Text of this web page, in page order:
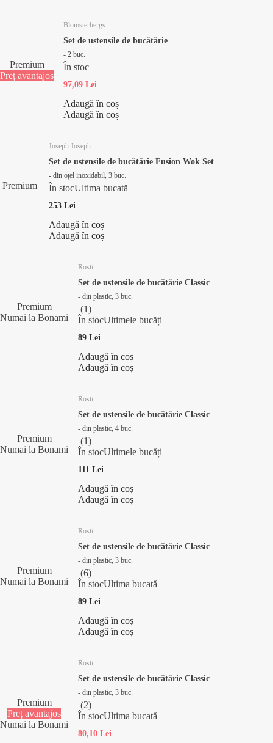
Premium
Preț avantajos
Blomsterbergs
Set de ustensile de bucătărie
- 2 buc.
În stoc
97,09 Lei
Adaugă în coș
Adaugă în coș
Premium
Joseph Joseph
Set de ustensile de bucătărie Fusion Wok Set
- din oțel inoxidabil, 3 buc.
În stocUltima bucată
253 Lei
Adaugă în coș
Adaugă în coș
Premium
Numai la Bonami
Rosti
Set de ustensile de bucătărie Classic
- din plastic, 3 buc.
(1)
În stocUltimele bucăți
89 Lei
Adaugă în coș
Adaugă în coș
Premium
Numai la Bonami
Rosti
Set de ustensile de bucătărie Classic
- din plastic, 4 buc.
(1)
În stocUltimele bucăți
111 Lei
Adaugă în coș
Adaugă în coș
Premium
Numai la Bonami
Rosti
Set de ustensile de bucătărie Classic
- din plastic, 3 buc.
(6)
În stocUltima bucată
89 Lei
Adaugă în coș
Adaugă în coș
Premium
Preț avantajos
Numai la Bonami
Rosti
Set de ustensile de bucătărie Classic
- din plastic, 3 buc.
(2)
În stocUltima bucată
80,10 Lei